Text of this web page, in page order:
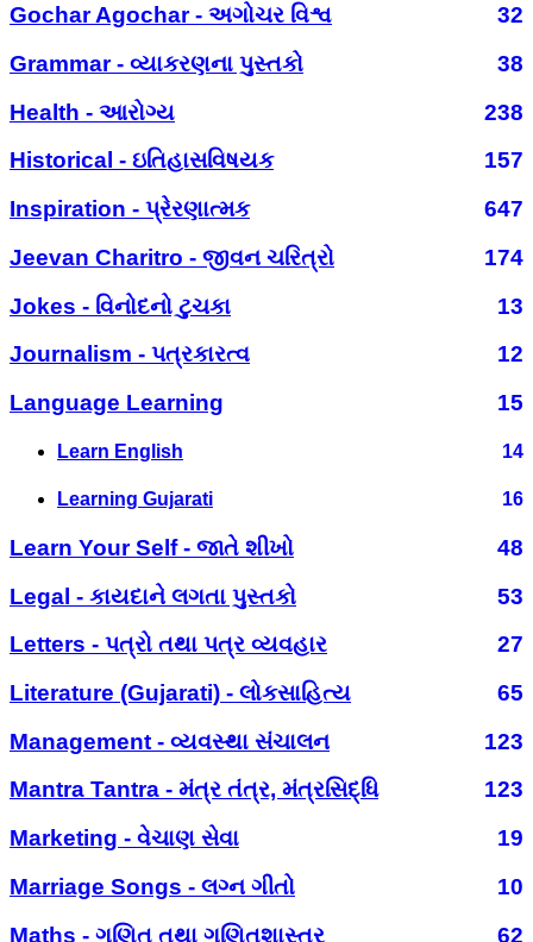
Gochar Agochar - અગોચર વિશ્વ
32
Grammar - વ્યાકરણના પુસ્તકો
38
Health - આરોગ્ય
238
Historical - ઇતિહાસવિષયક
157
Inspiration - પ્રેરણાત્મક
647
Jeevan Charitro - જીવન ચરિત્રો
174
Jokes - વિનોદનો ટુચકા
13
Journalism - પત્રકારત્વ
12
Language Learning
15
Learn English 14
Learning Gujarati 16
Learn Your Self - જાતે શીખો
48
Legal - કાયદાને લગતા પુસ્તકો
53
Letters - પત્રો તથા પત્ર વ્યવહાર
27
Literature (Gujarati) - લોકસાહિત્ય
65
Management - વ્યવસ્થા સંચાલન
123
Mantra Tantra - મંત્ર તંત્ર, મંત્રસિદ્ધિ
123
Marketing - વેચાણ સેવા
19
Marriage Songs - લગ્ન ગીતો
10
Maths - ગણિત તથા ગણિતશાસ્ત્ર
62